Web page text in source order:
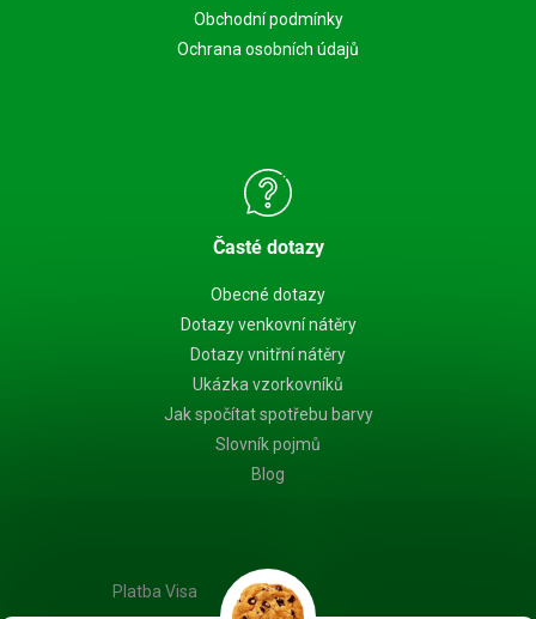
Obchodní podmínky
Ochrana osobních údajů
Časté dotazy
Obecné dotazy
Dotazy venkovní nátěry
Dotazy vnitřní nátěry
Ukázka vzorkovníků
Jak spočítat spotřebu barvy
Slovník pojmů
Blog
Platba Visa